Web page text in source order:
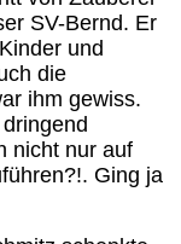
SV-Bernd. Er
und
die
ihm gewiss.
nicht nur auf
Ging ja